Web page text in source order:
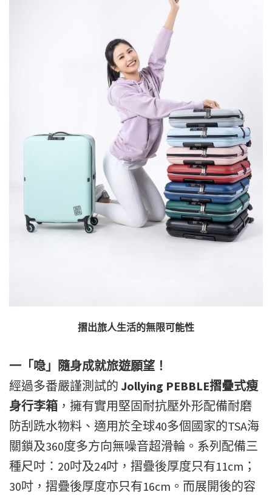
摺出旅人生活的無限可能性
一「喼」隨身成就旅遊願望！
經過多番嚴謹測試的 Jollying PEBBLE摺疊式瘦
身行李箱 ，擁有實用堅固耐抗壓外形配備耐磨
防刮跣水物料、適用於全球40多個國家的TSA海
關鎖及360度多方向無噪音超滑輪。系列配備三
種尺吋：20吋及24吋，摺疊後厚度只有11cm；
30吋，摺疊後厚度亦只有16cm。而展開後的容